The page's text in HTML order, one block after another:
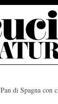
Pan di Spagna con